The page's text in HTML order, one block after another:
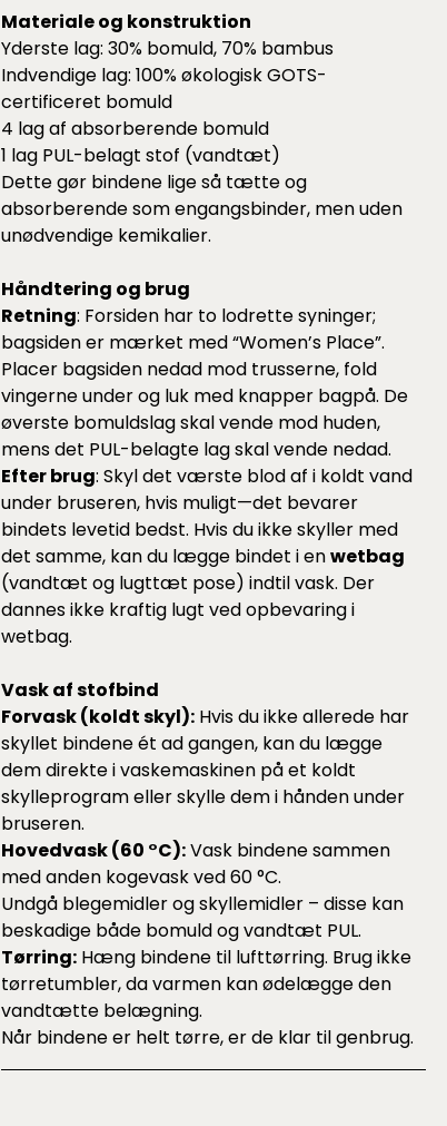
Materiale og konstruktion
Yderste lag: 30% bomuld, 70% bambus
Indvendige lag: 100% økologisk GOTS-
certificeret bomuld
4 lag af absorberende bomuld
1 lag PUL-belagt stof (vandtæt)
Dette gør bindene lige så tætte og
absorberende som engangsbinder, men uden
unødvendige kemikalier.
Håndtering og brug
Retning: Forsiden har to lodrette syninger;
bagsiden er mærket med “Women’s Place”.
Placer bagsiden nedad mod trusserne, fold
vingerne under og luk med knapper bagpå. De
øverste bomulds­lag skal vende mod huden,
mens det PUL-belagte lag skal vende nedad.
Efter brug: Skyl det værste blod af i koldt vand
under bruseren, hvis muligt—det bevarer
bindets levetid bedst. Hvis du ikke skyller med
det samme, kan du lægge bindet i enwetbag
(vandtæt og lugttæt pose) indtil vask. Der
dannes ikke kraftig lugt ved opbevaring i
wetbag.
Vask af stofbind
Forvask (koldt skyl): Hvis du ikke allerede har
skyllet bindene ét ad gangen, kan du lægge
dem direkte i vaskemaskinen på et koldt
skylleprogram eller skylle dem i hånden under
bruseren.
Hovedvask (60 °C):Vask bindene sammen
med anden kogevask ved 60 °C.
Undgå blegemidler og skyllemidler – disse kan
beskadige både bomuld og vandtæt PUL.
Tørring: Hæng bindene til lufttørring. Brug ikke
tørretumbler, da varmen kan ødelægge den
vandtætte belægning.
Når bindene er helt tørre, er de klar til genbrug.